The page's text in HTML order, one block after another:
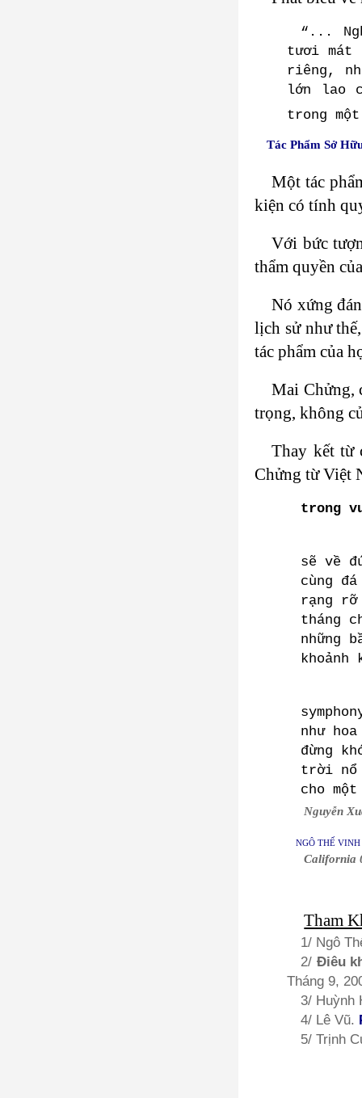
“...
tươi mát
riêng,
lớn lao
trong
Tác Phẩm Sở
Một tác
kiện có tính
Với bức
thẩm quyền
Nó xứng
lịch sử như
tác phẩm của
Mai Chửng,
trọng, không
Thay kết từ
Chửng từ Việt
trong
sẽ về
cùng
rạng
tháng
những
như
đừng
trời nổ
cho
Nguyễn
NGÔ THẾ VINH
California
Tham
1/ Ngô
2/ Điêu
Tháng 9,
3/
4/ Lê Vũ.
5/ Trịnh